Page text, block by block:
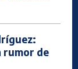
rumor de